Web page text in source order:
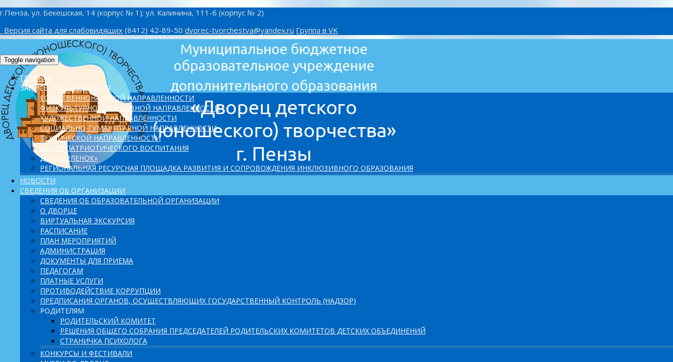
г.Пенза, ул. Бекешская, 14 (корпус № 1); ул. Калинина, 111-б (корпус № 2)
Версия сайта для слабовидящих (8412) 42-89-50 dvorec-tvorchestva@yandex.ru Группа в VK
Toggle navigation
ГЛАВНАЯ
ЗАПИСЬ В ОБЪЕДИНЕНИЯ
ЕСТЕСТВЕННОНАУЧНОЙ НАПРАВЛЕННОСТИ
ФИЗКУЛЬТУРНО-СПОРТИВНОЙ НАПРАВЛЕННОСТИ
ХУДОЖЕСТВЕННОЙ НАПРАВЛЕННОСТИ
СОЦИАЛЬНО-ГУМАНИТАРНОЙ НАПРАВЛЕННОСТИ
ТЕХНИЧЕСКОЙ НАПРАВЛЕННОСТИ
ЦЕНТР ПАТРИОТИЧЕСКОГО ВОСПИТАНИЯ
ДОЛ «ОРЛЕНОК»
PЕГИОНАЛЬНАЯ РЕСУРСНАЯ ПЛОЩАДКА РАЗВИТИЯ И СОПРОВОЖДЕНИЯ ИНКЛЮЗИВНОГО ОБРАЗОВАНИЯ
НОВОСТИ
СВЕДЕНИЯ ОБ ОРГАНИЗАЦИИ
СВЕДЕНИЯ ОБ ОБРАЗОВАТЕЛЬНОЙ ОРГАНИЗАЦИИ
О ДВОРЦЕ
ВИРТУАЛЬНАЯ ЭКСКУРСИЯ
РАСПИСАНИЕ
ПЛАН МЕРОПРИЯТИЙ
АДМИНИСТРАЦИЯ
ДОКУМЕНТЫ ДЛЯ ПРИЕМА
ПЕДАГОГАМ
ПЛАТНЫЕ УСЛУГИ
ПРОТИВОДЕЙСТВИЕ КОРРУПЦИИ
ПРЕДПИСАНИЯ ОРГАНОВ, ОСУЩЕСТВЛЯЮЩИХ ГОСУДАРСТВЕННЫЙ КОНТРОЛЬ (НАДЗОР)
РОДИТЕЛЯМ
РОДИТЕЛЬСКИЙ КОМИТЕТ
РЕШЕНИЯ ОБЩЕГО СОБРАНИЯ ПРЕДСЕДАТЕЛЕЙ РОДИТЕЛЬСКИХ КОМИТЕТОВ ДЕТСКИХ ОБЪЕДИНЕНИЙ
СТРАНИЧКА ПСИХОЛОГА
КОНКУРСЫ И ФЕСТИВАЛИ